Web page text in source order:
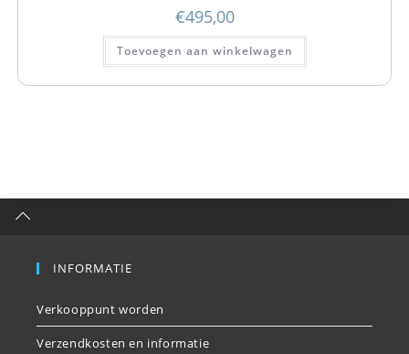
€495,00
Toevoegen aan winkelwagen
INFORMATIE
Verkooppunt worden
Verzendkosten en informatie